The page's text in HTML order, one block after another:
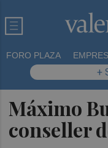
FORO PLAZA
+
Máximo
conseller